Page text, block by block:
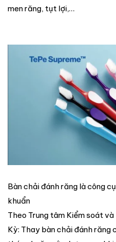
men răng, tụt lợi,…
Bàn chải đánh răng là công
khuẩn
Theo Trung tâm Kiểm soát
Kỳ: Thay bàn chải đánh răng